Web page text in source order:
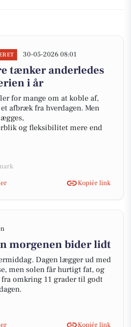
30-05-2026 08:01
tænker anderledes
i år
for mange om at koble af,
afbræk fra hverdagen. Men
og fleksibilitet mere end
Kopiér link
morgenen bider lidt
Dagen lægger ud med
men solen får hurtigt fat, og
omkring 11 grader til godt
Kopiér link